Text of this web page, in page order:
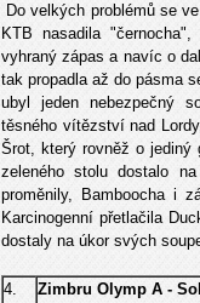
Do velkých problémů se
KTB nasadila
vyhraný zápas a navíc o
tak propadla až do pásma
ubyl jeden nebezpečný
těsného vítězství nad
Šrot, který rovněž o
zeleného stolu dostalo
proměnily, Bamboocha i
Karcinogenní přetlačila
dostaly na úkor svých
4.
Zimbru Olymp A -